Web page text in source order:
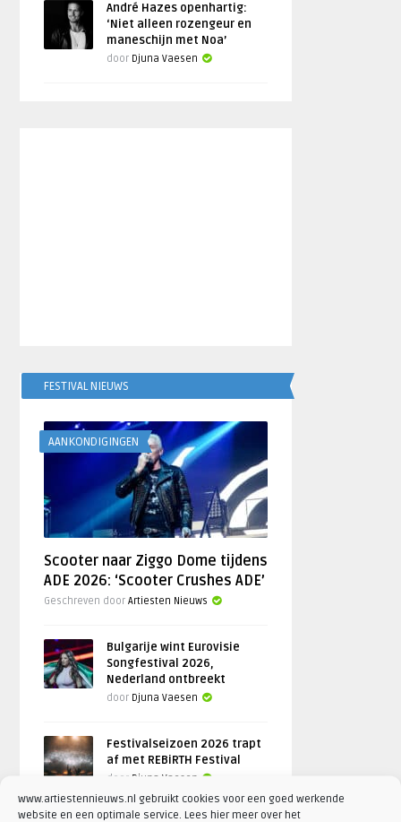
www.artiestennieuws.nl gebruikt cookies voor een goed werkende
website en een optimale service. Lees hier meer over het
André Hazes openhartig:
‘Niet alleen rozengeur en
maneschijn met Noa’
door Djuna Vaesen
FESTIVAL NIEUWS
AANKONDIGINGEN
Scooter naar Ziggo Dome tijdens
ADE 2026: ‘Scooter Crushes ADE’
Geschreven doorArtiesten Nieuws
Bulgarije wint Eurovisie
Songfestival 2026,
Nederland ontbreekt
door Djuna Vaesen
Festivalseizoen 2026 trapt
af met REBiRTH Festival
door Djuna Vaesen